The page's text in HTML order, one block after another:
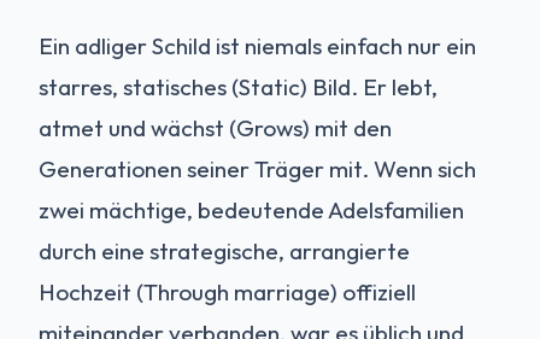
Ein adliger Schild ist niemals einfach nur ein
starres, statisches (Static) Bild. Er lebt,
atmet und wächst (Grows) mit den
Generationen seiner Träger mit. Wenn sich
zwei mächtige, bedeutende Adelsfamilien
durch eine strategische, arrangierte
Hochzeit (Through marriage) offiziell
miteinander verbanden, war es üblich und